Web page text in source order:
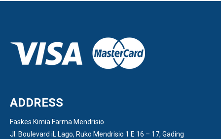
ADDRESS
Faskes Kimia Farma Mendrisio
Jl. Boulevard iL Lago, Ruko Mendrisio 1 E 16 – 17, Gading